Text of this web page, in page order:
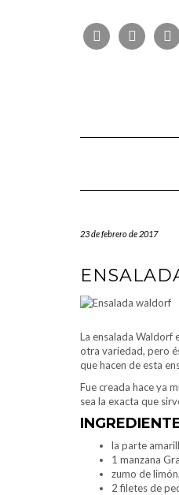
FOLLOW
US
FACEBOOKTWITTER
23 de febrero de 2017
La ensalada Waldorf
otra variedad, pero
que hacen de esta
Fue creada hace ya
sea la exacta que
la parte
1 manzana
zumo de limón,
2 filetes de